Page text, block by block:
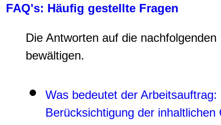
FAQ's: Häufig gestellte Fragen
Die Antworten auf die
bewältigen.
Was bedeutet der
Berücksichtigung der